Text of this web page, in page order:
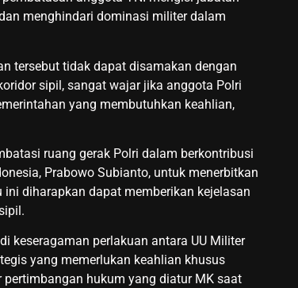
menghindari dominasi militer dalam
tersebut tidak dapat disamakan dengan
sipil, sangat wajar jika anggota Polri
yang membutuhkan keahlian,
ruang gerak Polri dalam berkontribusi
Prabowo Subianto, untuk menerbitkan
ini diharapkan dapat memberikan kejelasan
keseragaman perlakuan antara UU Militer
yang memerlukan keahlian khusus
hukum yang diatur MK saat